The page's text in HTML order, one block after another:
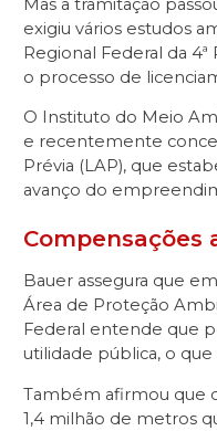
Mas a tramitação
exigiu vários estudos
Regional Federal da
o processo de
O Instituto do Meio
e recentemente
Prévia (LAP), que
avanço do
Compensações
Bauer assegura que
Área de Proteção
Federal entende que
utilidade pública, o
Também afirmou que
1,4 milhão de metros